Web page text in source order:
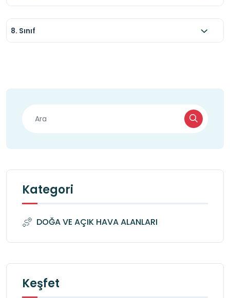
8. Sınıf
Kategori
DOĞA VE AÇIK HAVA ALANLARI
Keşfet